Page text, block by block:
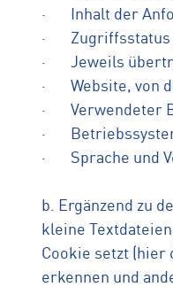
· Inhalt der
· Zugriffsstatus
· Jeweils
· Website, von
· Verwendeter
·
· Sprache und
b. Ergänzend zu
kleine
Cookie setzt (hier
erkennen und